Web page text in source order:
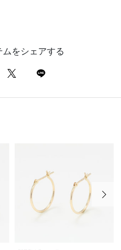
ムをシェアする